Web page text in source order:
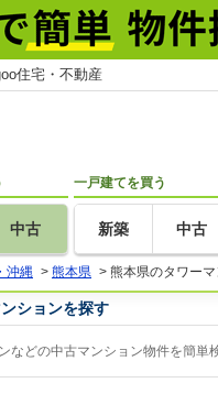
住宅・不動産
中古
一戸建てを買う
新築 中古
沖縄 > 熊本県 > 熊本県のタワー
ションを探す
などの中古マンション物件を簡単